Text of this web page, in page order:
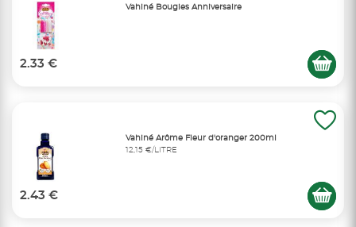
Vahiné Bougies Anniversaire
2.33 €
Vahiné Arôme Fleur d'oranger 200ml
12,15 €/LITRE
2.43 €